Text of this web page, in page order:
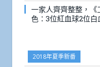
一家人齊齊整整，《
色：3位紅血球2位白
2018年夏季新番